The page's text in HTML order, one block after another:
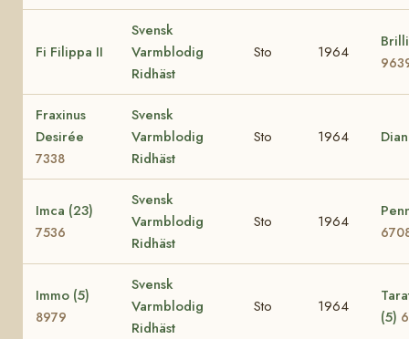
Fi Filippa II
Svensk
Varmblodig
Ridhäst
Sto 1964
Fraxinus
Desirée
7338
Svensk
Varmblodig
Ridhäst
Sto 1964
Imca (23)
7536
Svensk
Varmblodig
Ridhäst
Sto 1964
Immo (5)
8979
Svensk
Varmblodig
Ridhäst
Sto 1964
(5)